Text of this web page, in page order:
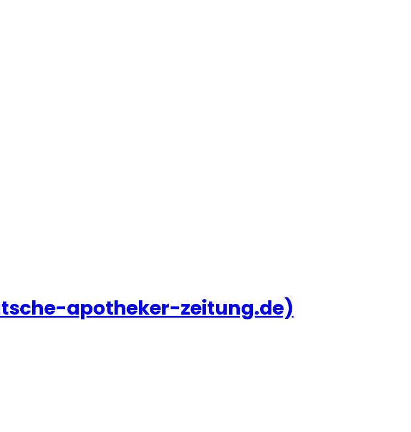
apotheker-zeitung.de)